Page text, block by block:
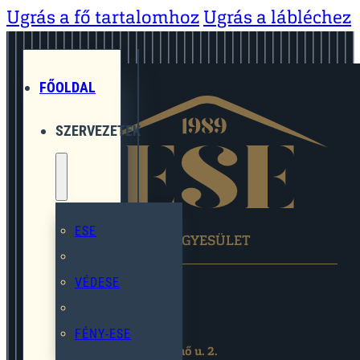
Ugrás a fő tartalomhoz Ugrás a lábléchez
FŐOLDAL
SZERVEZETEK
ESE
VÉDESE
FÉNY-ESE
EGYMÁST SEGÍTŐ EGYESÜLET
2119 Pécel,Pihenő u. 2.